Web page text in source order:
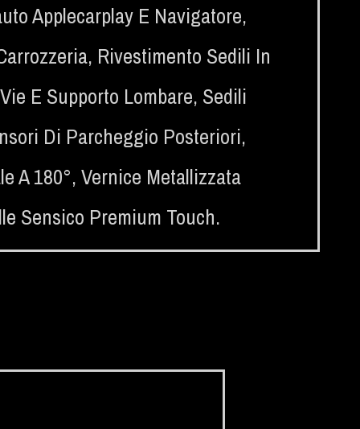
Applecarplay E Navigatore,
, Rivestimento Sedili In
E Supporto Lombare, Sedili
Di Parcheggio Posteriori,
A 180°, Vernice Metallizzata
Sensico Premium Touch.